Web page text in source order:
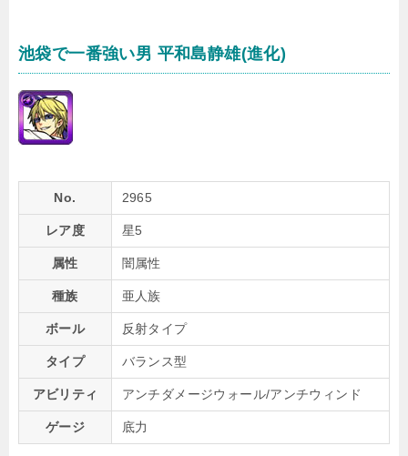
池袋で一番強い男 平和島静雄(進化)
No. 2965
レア度 星5
属性 闇属性
種族 亜人族
ボール 反射タイプ
タイプ バランス型
アビリティ アンチダメージウォール/アンチウィンド
ゲージ 底力